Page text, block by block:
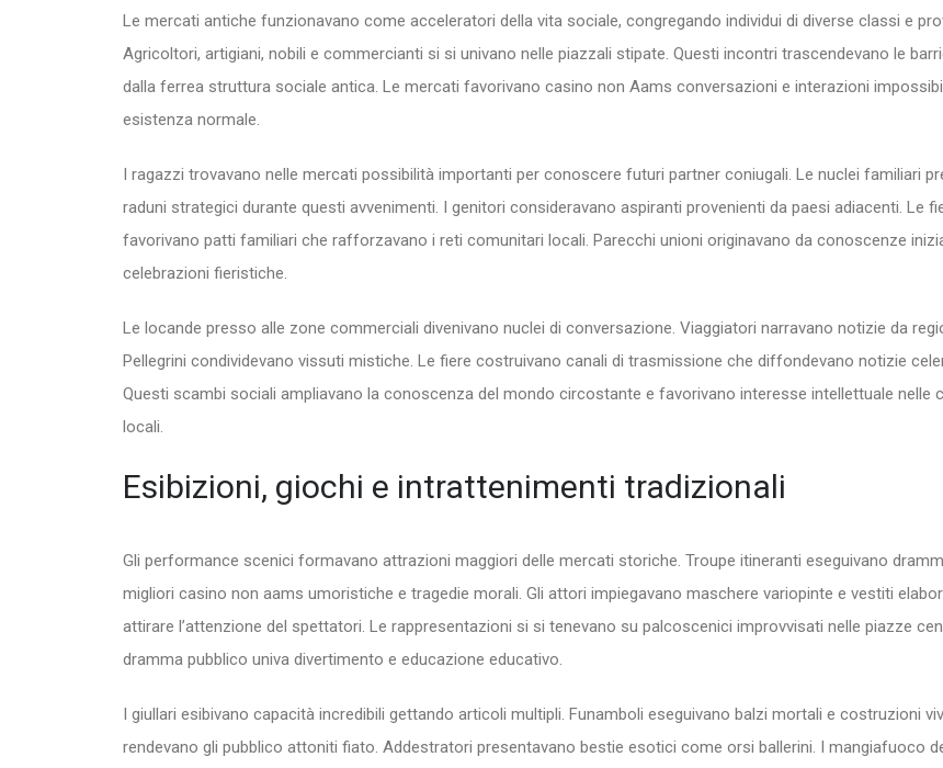
Le mercati antiche funzionavano come acceleratori della vita sociale, congregando individui di diverse classi e
Agricoltori, artigiani, nobili e commercianti si si univano nelle piazzali stipate. Questi incontri trascendevano le
dalla ferrea struttura sociale antica. Le mercati favorivano casino non Aams conversazioni e interazioni
esistenza normale.
I ragazzi trovavano nelle mercati possibilità importanti per conoscere futuri partner coniugali. Le nuclei familiari
raduni strategici durante questi avvenimenti. I genitori consideravano aspiranti provenienti da paesi adiacenti. Le
favorivano patti familiari che rafforzavano i reti comunitari locali. Parecchi unioni originavano da conoscenze
celebrazioni fieristiche.
Le locande presso alle zone commerciali divenivano nuclei di conversazione. Viaggiatori narravano notizie da
Pellegrini condividevano vissuti mistiche. Le fiere costruivano canali di trasmissione che diffondevano notizie
Questi scambi sociali ampliavano la conoscenza del mondo circostante e favorivano interesse intellettuale nelle
locali.
Esibizioni, giochi e intrattenimenti tradizionali
Gli performance scenici formavano attrazioni maggiori delle mercati storiche. Troupe itineranti eseguivano
migliori casino non aams umoristiche e tragedie morali. Gli attori impiegavano maschere variopinte e vestiti
attirare l’attenzione del spettatori. Le rappresentazioni si si tenevano su palcoscenici improvvisati nelle piazze
dramma pubblico univa divertimento e educazione educativo.
I giullari esibivano capacità incredibili gettando articoli multipli. Funamboli eseguivano balzi mortali e costruzioni
rendevano gli pubblico attoniti fiato. Addestratori presentavano bestie esotici come orsi ballerini. I mangiafuoco